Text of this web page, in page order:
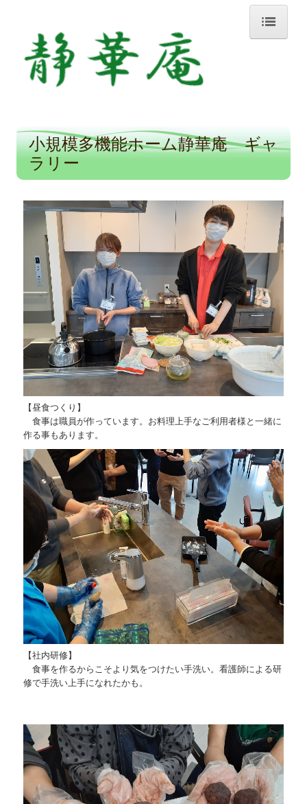
ホーム
小規模多機能ホーム静華庵
ギャラリー
1日の過ごし方
ギャラリー
神楽坂 静華庵
1日の過ごし方
ギャラリー
和楽 静華庵
1日の過ごし方
ギャラリー
花実 静華庵
1日の過ごし方
ギャラリー
資料ダウンロード
運営会社
問い合わせフォーム
小規模多機能ホーム静華庵 ギャ
ラリー
【昼食つくり】
食事は職員が作っています。お料理上手なご利用者様と一緒に
作る事もあります。
【社内研修】
食事を作るからこそより気をつけたい手洗い。看護師による研
修で手洗い上手になれたかも。